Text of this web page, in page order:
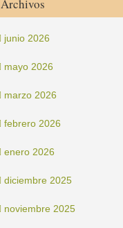
Archivos
junio 2026
mayo 2026
marzo 2026
febrero 2026
enero 2026
diciembre 2025
noviembre 2025